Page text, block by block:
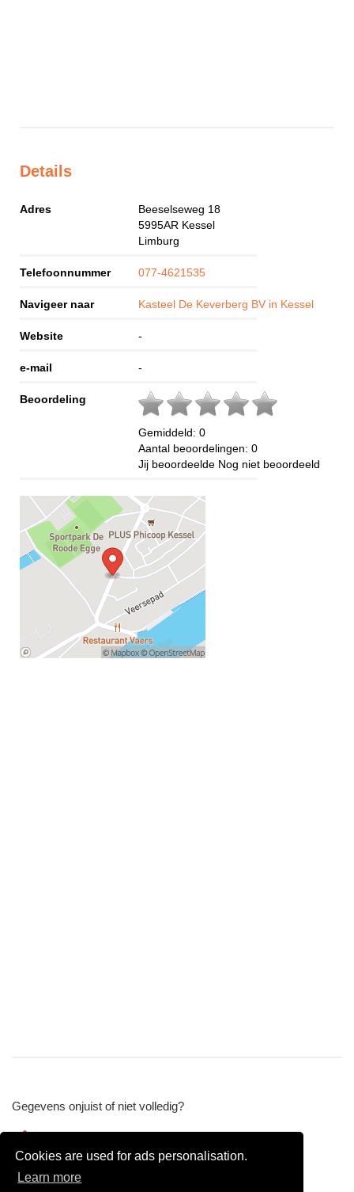
Cookies are used for ads personalisation.
Learn more
Details
Adres
Beeselseweg 18
5995AR Kessel
Limburg
Telefoonnummer 077-4621535
Navigeer naar Kasteel De Keverberg BV in Kessel
Website -
e-mail -
Beoordeling
Gemiddeld: 0
Aantal beoordelingen: 0
Jij beoordeelde Nog niet beoordeeld
Gegevens onjuist of niet volledig?